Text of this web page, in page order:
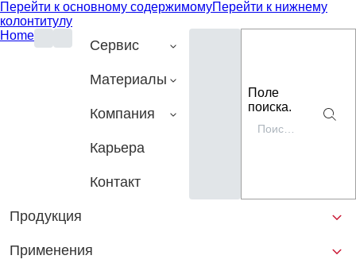
Перейти к основному содержимомуПерейти к нижнему
колонтитулу
Home
Сервис
Материалы
Компания
Карьера
Контакт
Поле
поиска.
Продукция
Применения